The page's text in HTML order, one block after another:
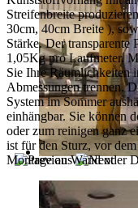
Streifenbreite
30cm, 40cm Breite ),
Stärke. Der
1,05Kg pro Laufmeter.
Sie Ihre Räumlichkeiten
Abmessungen trennen.
System im Sommer
einhängbar. Sie können
oder zum reinigen ganz
ist für den Sturz, vor
Montage an Wand oder